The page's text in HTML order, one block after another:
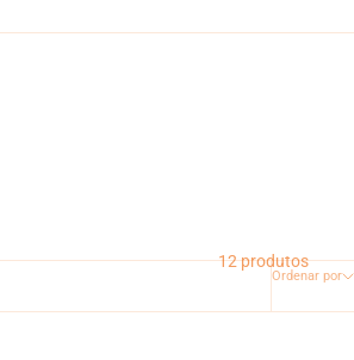
Ordenar por
12 produtos